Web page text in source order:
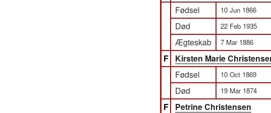
Fødsel
10 Jun 1866
Død
22 Feb 1935
Ægteskab
7 Mar 1886
F
Kirsten Marie
Fødsel
10 Oct 1869
Død
19 Mar 1874
F
Petrine Christensen